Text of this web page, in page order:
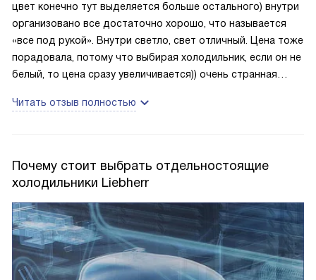
цвет конечно тут выделяется больше остального) внутри
организовано все достаточно хорошо, что называется
«все под рукой». Внутри светло, свет отличный. Цена тоже
порадовала, потому что выбирая холодильник, если он не
белый, то цена сразу увеличивается)) очень странная
Читать отзыв полностью
Почему стоит выбрать отдельностоящие
холодильники Liebherr